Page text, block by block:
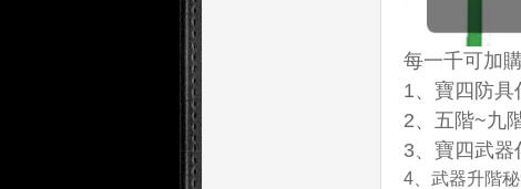
每一千可加
1、寶四防具
2、五階~九
3、寶四武器
4、武器升階